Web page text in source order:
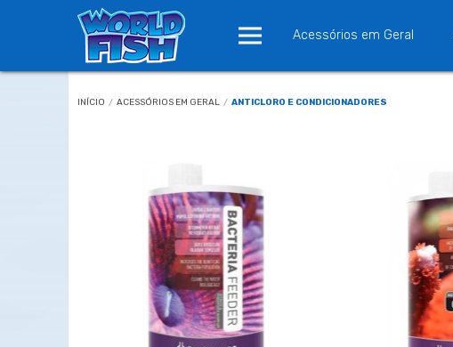
Acessórios em Geral
INÍCIO / ACESSÓRIOS EM GERAL / ANTICLORO E CONDICIONADORES